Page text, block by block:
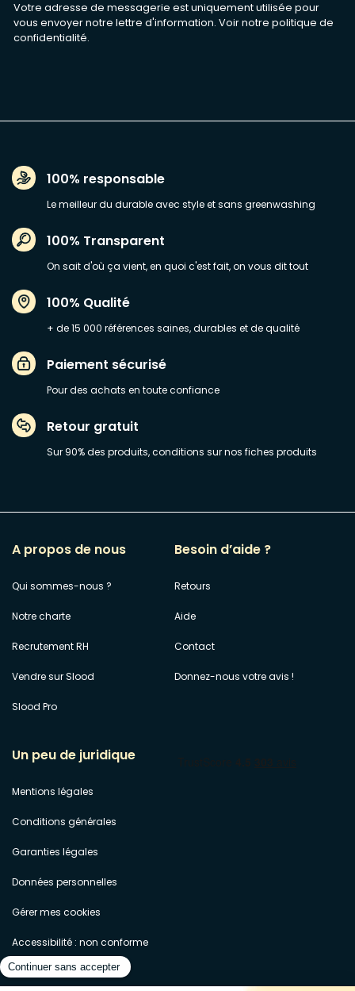
Votre adresse de messagerie est uniquement utilisée pour
vous envoyer notre lettre d'information. Voir notre politique de
confidentialité.
100% responsable
Le meilleur du durable avec style et sans greenwashing
100% Transparent
On sait d'où ça vient, en quoi c'est fait, on vous dit tout
100% Qualité
+ de 15 000 références saines, durables et de qualité
Paiement sécurisé
Pour des achats en toute confiance
Retour gratuit
Sur 90% des produits, conditions sur nos fiches produits
A propos de nous
Qui sommes-nous ?
Notre charte
Recrutement RH
Vendre sur Slood
Slood Pro
Besoin d’aide ?
Retours
Aide
Contact
Donnez-nous votre avis !
Un peu de juridique
Mentions légales
Conditions générales
Garanties légales
Données personnelles
Gérer mes cookies
Accessibilité : non conforme